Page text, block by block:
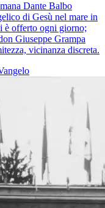
Dante Balbo
di Gesù nel mare in
è offerto ogni giorno;
Giuseppe Grampa
vicinanza discreta.